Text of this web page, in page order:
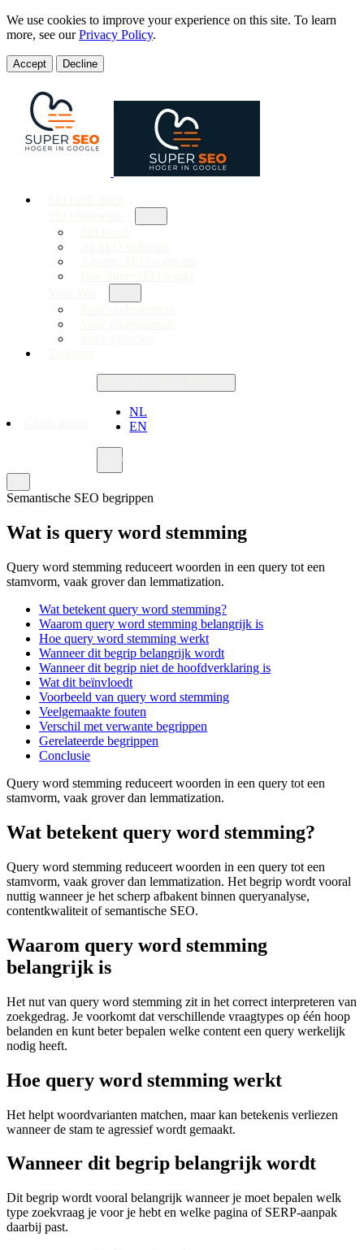
We use cookies to improve your experience on this site. To learn
more, see ourPrivacy Policy.
Accept Decline
NL
EN
Semantische SEO begrippen
Wat is query word stemming
Query word stemming reduceert woorden in een query tot een
stamvorm, vaak grover dan lemmatization.
Wat betekent query word stemming?
Waarom query word stemming belangrijk is
Hoe query word stemming werkt
Wanneer dit begrip belangrijk wordt
Wanneer dit begrip niet de hoofdverklaring is
Wat dit beïnvloedt
Voorbeeld van query word stemming
Veelgemaakte fouten
Verschil met verwante begrippen
Gerelateerde begrippen
Conclusie
Query word stemming reduceert woorden in een query tot een
stamvorm, vaak grover dan lemmatization.
Wat betekent query word stemming?
Query word stemming reduceert woorden in een query tot een
stamvorm, vaak grover dan lemmatization. Het begrip wordt vooral
nuttig wanneer je het scherp afbakent binnen queryanalyse,
contentkwaliteit of semantische SEO.
Waarom query word stemming
belangrijk is
Het nut van query word stemming zit in het correct interpreteren van
zoekgedrag. Je voorkomt dat verschillende vraagtypes op één hoop
belanden en kunt beter bepalen welke content een query werkelijk
nodig heeft.
Hoe query word stemming werkt
Het helpt woordvarianten matchen, maar kan betekenis verliezen
wanneer de stam te agressief wordt gemaakt.
Wanneer dit begrip belangrijk wordt
Dit begrip wordt vooral belangrijk wanneer je moet bepalen welk
type zoekvraag je voor je hebt en welke pagina of SERP-aanpak
daarbij past.